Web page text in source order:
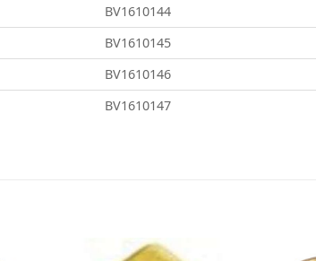
BV1610144
BV1610145
BV1610146
BV1610147